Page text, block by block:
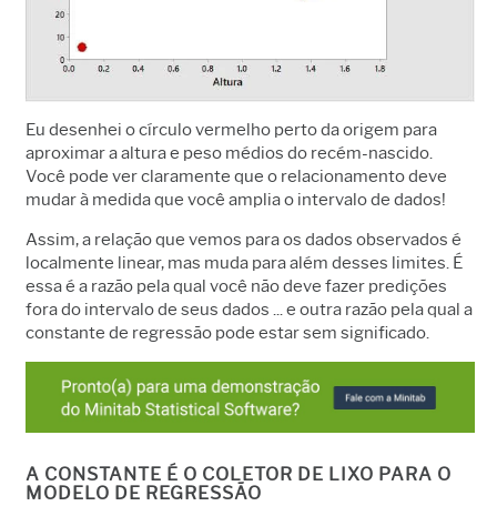
Eu desenhei o círculo vermelho perto da origem para
aproximar a altura e peso médios do recém-nascido.
Você pode ver claramente que o relacionamento deve
mudar à medida que você amplia o intervalo de dados!
Assim, a relação que vemos para os dados observados é
localmente linear, mas muda para além desses limites. É
essa é a razão pela qual você não deve fazer predições
fora do intervalo de seus dados ... e outra razão pela qual a
constante de regressão pode estar sem significado.
A CONSTANTE É O COLETOR DE LIXO PARA O
MODELO DE REGRESSÃO